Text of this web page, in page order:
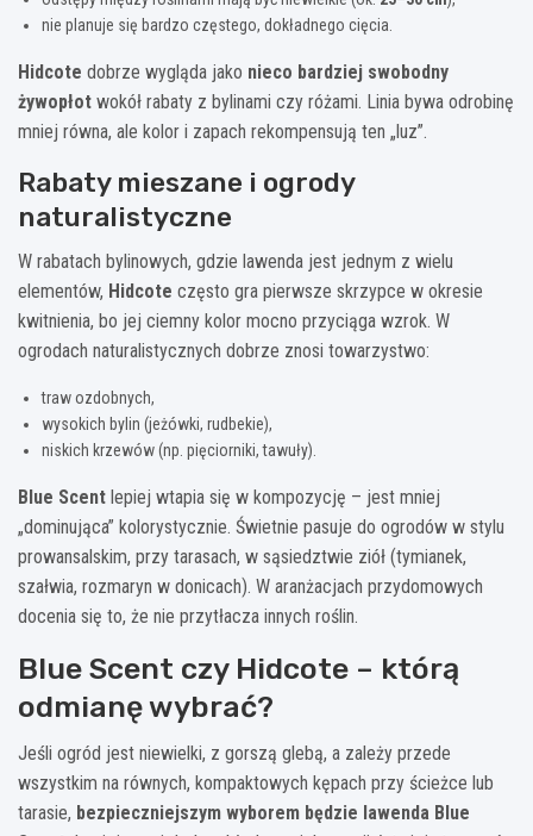
nie planuje się bardzo częstego, dokładnego cięcia.
Hidcote dobrze wygląda jako nieco bardziej swobodny
żywopłot wokół rabaty z bylinami czy różami. Linia bywa odrobinę
mniej równa, ale kolor i zapach rekompensują ten „luz”.
Rabaty mieszane i ogrody
naturalistyczne
W rabatach bylinowych, gdzie lawenda jest jednym z wielu
elementów, Hidcote często gra pierwsze skrzypce w okresie
kwitnienia, bo jej ciemny kolor mocno przyciąga wzrok. W
ogrodach naturalistycznych dobrze znosi towarzystwo:
traw ozdobnych,
wysokich bylin (jeżówki, rudbekie),
niskich krzewów (np. pięciorniki, tawuły).
Blue Scent lepiej wtapia się w kompozycję – jest mniej
„dominująca” kolorystycznie. Świetnie pasuje do ogrodów w stylu
prowansalskim, przy tarasach, w sąsiedztwie ziół (tymianek,
szałwia, rozmaryn w donicach). W aranżacjach przydomowych
docenia się to, że nie przytłacza innych roślin.
Blue Scent czy Hidcote – którą
odmianę wybrać?
Jeśli ogród jest niewielki, z gorszą glebą, a zależy przede
wszystkim na równych, kompaktowych kępach przy ścieżce lub
tarasie, bezpieczniejszym wyborem będzie lawenda Blue